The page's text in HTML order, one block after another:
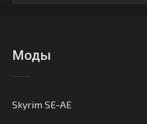
Моды
Skyrim SE-AE